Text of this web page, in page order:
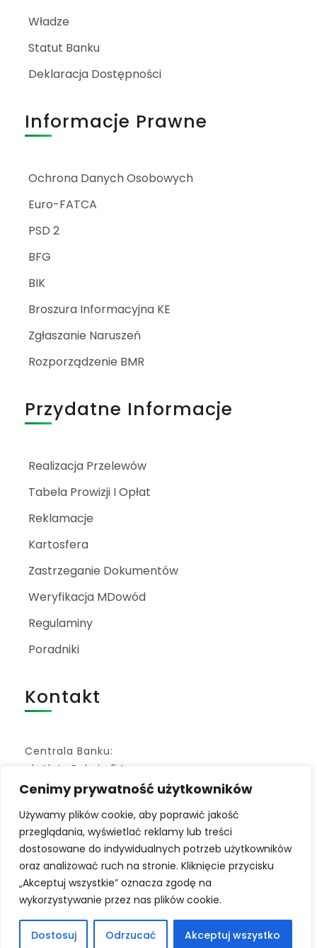
Cenimy prywatność użytkowników
Używamy plików cookie, aby poprawić jakość
przeglądania, wyświetlać reklamy lub treści
dostosowane do indywidualnych potrzeb użytkowników
oraz analizować ruch na stronie. Kliknięcie przycisku
„Akceptuj wszystkie” oznacza zgodę na
wykorzystywanie przez nas plików cookie.
Dostosuj Odrzucać Akceptuj wszystko
Władze
Statut Banku
Deklaracja Dostępności
Informacje Prawne
Ochrona Danych Osobowych
Euro-FATCA
PSD 2
BFG
BIK
Broszura Informacyjna KE
Zgłaszanie Naruszeń
Rozporządzenie BMR
Przydatne Informacje
Realizacja Przelewów
Tabela Prowizji I Opłat
Reklamacje
Kartosfera
Zastrzeganie Dokumentów
Weryfikacja MDowód
Regulaminy
Poradniki
Kontakt
Centrala Banku:
ul. Aleja Pokoju 54
07-130 Łochów
AE:PL-79872-40544-ISVEH-09
bank@bslochow.pl
+48 25 675-13-65